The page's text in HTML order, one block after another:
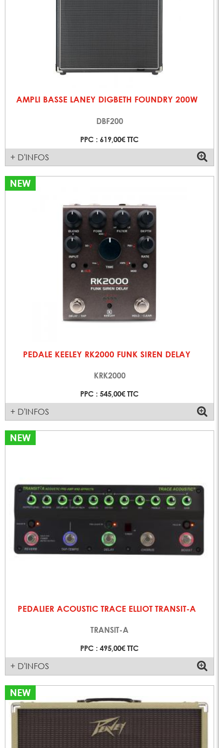
AMPLI BASSE LANEY DIGBETH FOUNDRY 200W
DBF200
PPC : 619,00€ TTC
+ D'INFOS
NEW
PEDALE KEELEY RK2000 FUNK SIREN DELAY
KRK2000
PPC : 545,00€ TTC
+ D'INFOS
NEW
PEDALIER ACOUSTIC TRACE ELLIOT TRANSIT-A
TRANSIT-A
PPC : 495,00€ TTC
+ D'INFOS
NEW